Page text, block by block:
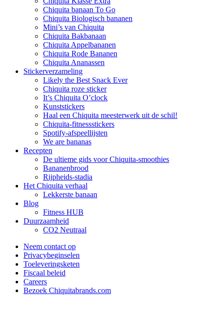
Chiquita banaan To Go
Chiquita Biologisch bananen
Mini’s van Chiquita
Chiquita Bakbanaan
Chiquita Appelbananen
Chiquita Rode Bananen
Chiquita Ananassen
Stickerverzameling
Likely the Best Snack Ever
Chiquita roze sticker
It’s Chiquita O’clock
Kunststickers
Haal een Chiquita meesterwerk uit de schil!
Chiquita-fitnessstickers
Spotify-afspeellijsten
We are bananas
Recepten
De ultieme gids voor Chiquita-smoothies
Bananenbrood
Rijpheids-stadia
Het Chiquita verhaal
Lekkerste banaan
Blog
Fitness HUB
Duurzaamheid
CO2 Neutraal
Neem contact op
Privacybeginselen
Toeleveringsketen
Fiscaal beleid
Careers
Bezoek Chiquitabrands.com